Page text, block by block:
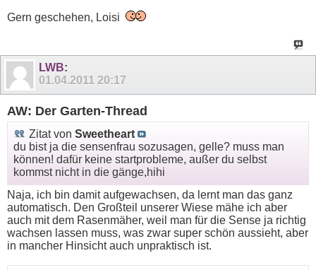
Gern geschehen, Loisi
LWB:
01.04.2011 20:17
AW: Der Garten-Thread
Zitat von Sweetheart
du bist ja die sensenfrau sozusagen, gelle? muss man
können! dafür keine startprobleme, außer du selbst
kommst nicht in die gänge,hihi
Naja, ich bin damit aufgewachsen, da lernt man das ganz
automatisch. Den Großteil unserer Wiese mähe ich aber
auch mit dem Rasenmäher, weil man für die Sense ja richtig
wachsen lassen muss, was zwar super schön aussieht, aber
in mancher Hinsicht auch unpraktisch ist.